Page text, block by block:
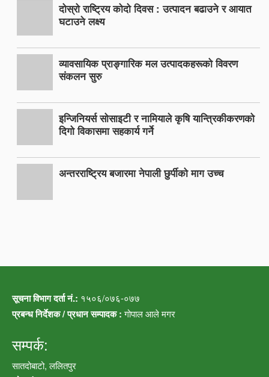
दोस्रो राष्ट्रिय कोदो दिवस : उत्पादन बढाउने र आयात
घटाउने लक्ष्य
व्यावसायिक प्राङ्गारिक मल उत्पादकहरूको विवरण
संकलन सुरु
इन्जिनियर्स सोसाइटी र नामियाले कृषि यान्त्रिकीकरणको
दिगो विकासमा सहकार्य गर्ने
अन्तरराष्ट्रिय बजारमा नेपाली छुर्पीको माग उच्च
सूचना विभाग दर्ता नं.: १५०६/०७६-०७७
प्रबन्ध निर्देशक / प्रधान सम्पादक :गोपाल आले मगर
सम्पर्क:
सातदोबाटो, ललितपुर